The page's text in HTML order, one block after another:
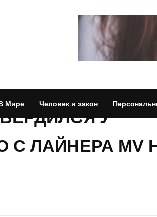
Мире Человек и закон
У
ЛАЙНЕРА MV